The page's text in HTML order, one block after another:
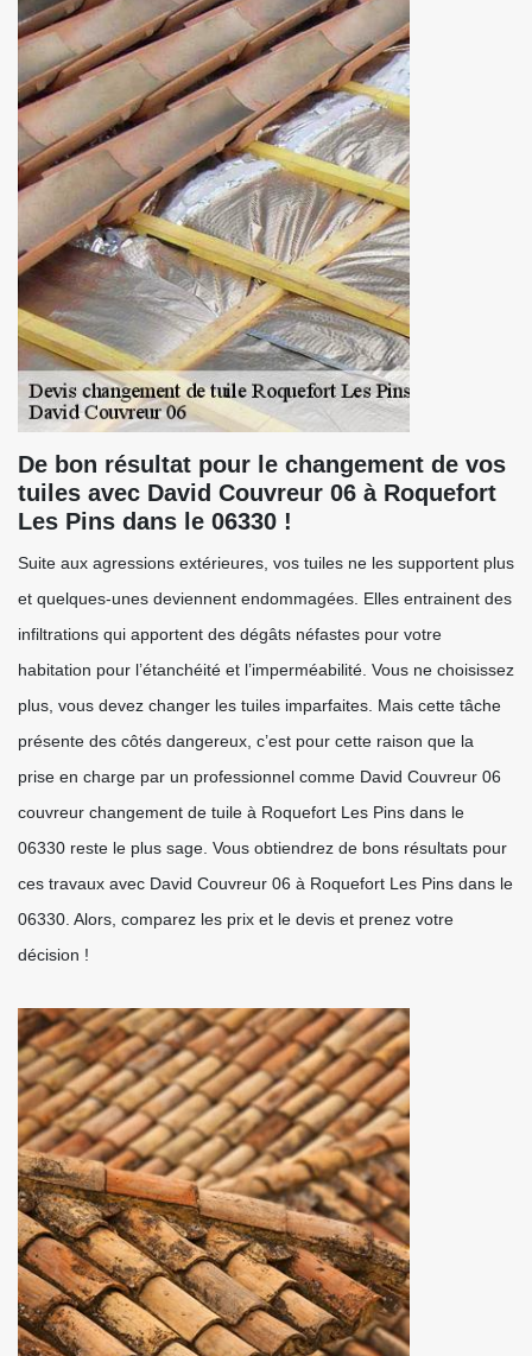
De bon résultat pour le changement de vos
tuiles avec David Couvreur 06 à Roquefort
Les Pins dans le 06330 !
Suite aux agressions extérieures, vos tuiles ne les supportent plus
et quelques-unes deviennent endommagées. Elles entrainent des
infiltrations qui apportent des dégâts néfastes pour votre
habitation pour l’étanchéité et l’imperméabilité. Vous ne choisissez
plus, vous devez changer les tuiles imparfaites. Mais cette tâche
présente des côtés dangereux, c’est pour cette raison que la
prise en charge par un professionnel comme David Couvreur 06
couvreur changement de tuile à Roquefort Les Pins dans le
06330 reste le plus sage. Vous obtiendrez de bons résultats pour
ces travaux avec David Couvreur 06 à Roquefort Les Pins dans le
06330. Alors, comparez les prix et le devis et prenez votre
décision !